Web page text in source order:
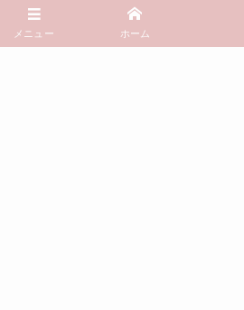
オンラインストア通販サイト |
メニュー ホーム